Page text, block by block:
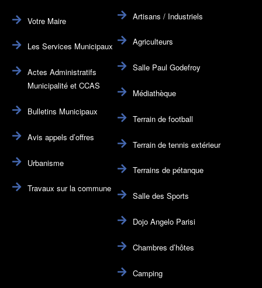
Votre Maire
Les Services Municipaux
Actes Administratifs
Municipalité et CCAS
Bulletins Municipaux
Avis appels d’offres
Urbanisme
Travaux sur la commune
Artisans / Industriels
Agriculteurs
Salle Paul Godefroy
Médiathèque
Terrain de football
Terrain de tennis extérieur
Terrains de pétanque
Salle des Sports
Dojo Angelo Parisi
Chambres d’hôtes
Camping